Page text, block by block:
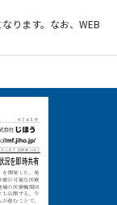
ります。なお、WEB